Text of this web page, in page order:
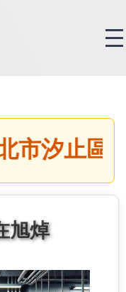
區新台
旭焯